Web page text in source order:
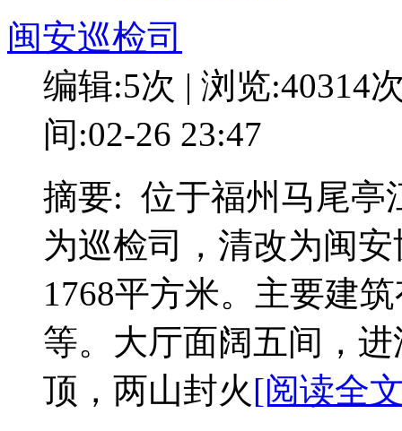
闽安巡检司
编辑:5次 | 浏览:40314
间:02-26 23:47
摘要: 位于福州马尾亭
为巡检司，清改为闽
1768平方米。主要建
等。大厅面阔五间，
顶，两山封火[阅读全